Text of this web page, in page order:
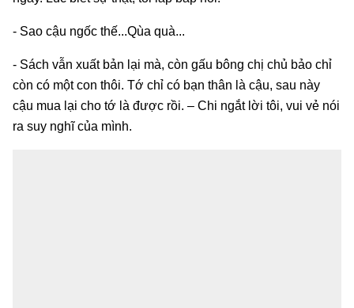
- Sao cậu ngốc thế...Qùa quà...
- Sách vẫn xuất bản lại mà, còn gấu bông chị chủ bảo chỉ
còn có một con thôi. Tớ chỉ có bạn thân là cậu, sau này
cậu mua lại cho tớ là được rồi. – Chi ngắt lời tôi, vui vẻ nói
ra suy nghĩ của mình.